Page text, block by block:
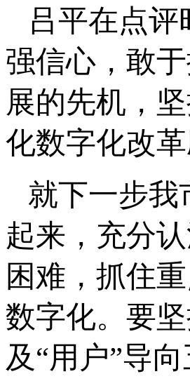
吕平在点
强信心，敢
展的先机，
化数字化改
就下一步我
起来，充分
困难，抓住
数字化。要
及“用户”导